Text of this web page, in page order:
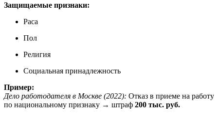
Защищаемые признаки:
Раса
Пол
Религия
Социальная принадлежность
Пример:
Дело работодателя в Москве (2022): Отказ в приеме на работу
по национальному признаку → штраф 200 тыс. руб.